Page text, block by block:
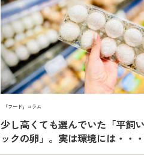
「フード」コラム
少し高くても選んでいた「平飼
ックの卵」。実は環境には・・